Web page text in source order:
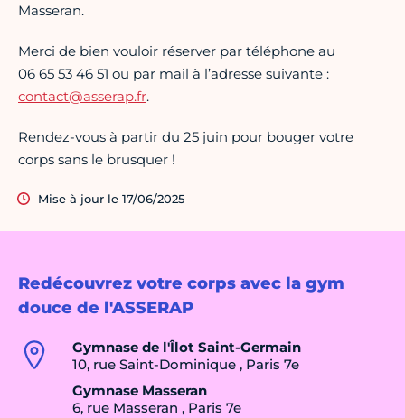
Redécouvrez votre corps avec la gym
douce de l'ASSERAP
Gymnase de l'Îlot Saint-Germain
10, rue Saint-Dominique , Paris 7e
Gymnase Masseran
6, rue Masseran , Paris 7e
Masseran.
Merci de bien vouloir réserver par téléphone au
06 65 53 46 51 ou par mail à l’adresse suivante :
contact@asserap.fr.
Rendez-vous à partir du 25 juin pour bouger votre
corps sans le brusquer !
Mise à jour le 17/06/2025